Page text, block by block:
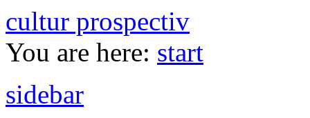
cultur prospectiv
You are here: start
sidebar